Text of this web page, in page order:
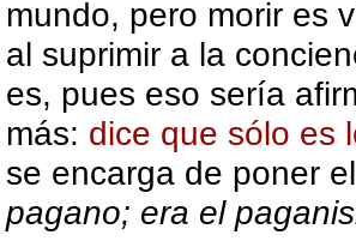
mundo, pero morir es
al suprimir a la
es, pues eso sería
más: dice que sólo es
se encarga de poner
pagano; era el